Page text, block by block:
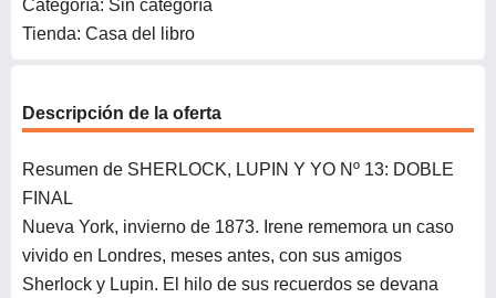
Categoría: Sin categoría
Tienda: Casa del libro
Descripción de la oferta
Resumen de SHERLOCK, LUPIN Y YO Nº 13: DOBLE
FINAL
Nueva York, invierno de 1873. Irene rememora un caso
vivido en Londres, meses antes, con sus amigos
Sherlock y Lupin. El hilo de sus recuerdos se devana